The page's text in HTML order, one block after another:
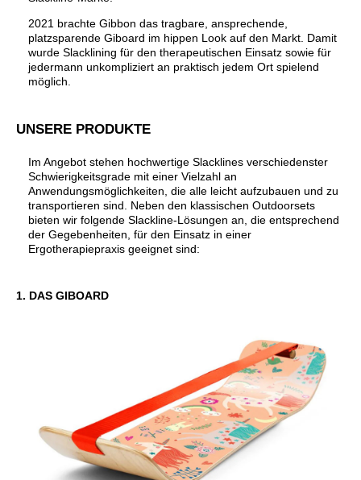
2021 brachte Gibbon das tragbare, ansprechende,
platzsparende Giboard im hippen Look auf den Markt. Damit
wurde Slacklining für den therapeutischen Einsatz sowie für
jedermann unkompliziert an praktisch jedem Ort spielend
möglich.
UNSERE PRODUKTE
Im Angebot stehen hochwertige Slacklines verschiedenster
Schwierigkeitsgrade mit einer Vielzahl an
Anwendungsmöglichkeiten, die alle leicht aufzubauen und zu
transportieren sind. Neben den klassischen Outdoorsets
bieten wir folgende Slackline-Lösungen an, die entsprechend
der Gegebenheiten, für den Einsatz in einer
Ergotherapiepraxis geeignet sind:
1. DAS GIBOARD